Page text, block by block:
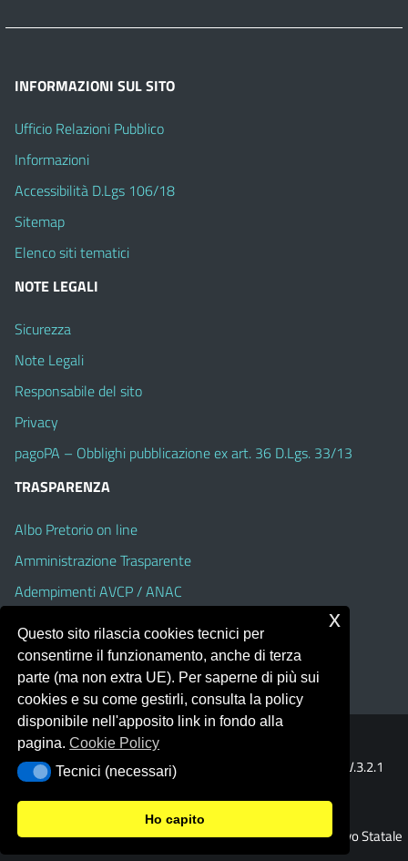
INFORMAZIONI SUL SITO
Ufficio Relazioni Pubblico
Informazioni
Accessibilità D.Lgs 106/18
Sitemap
Elenco siti tematici
NOTE LEGALI
Sicurezza
Note Legali
Responsabile del sito
Privacy
pagoPA – Obblighi pubblicazione ex art. 36 D.Lgs. 33/13
TRASPARENZA
Albo Pretorio on line
Amministrazione Trasparente
Adempimenti AVCP / ANAC
Dichiarazione di accessibilità
Portale realizzato con la piattaforma
Template Italia configurato sul tema accessibile
V.3.2.1
(Alioth)
© 2026 Istituto Comprensivo Statale
Questo sito rilascia cookies tecnici per
consentirne il funzionamento, anche di terza
parte (ma non extra UE). Per saperne di più sui
cookies e su come gestirli, consulta la policy
disponibile nell'apposito link in fondo alla
pagina.Cookie Policy
Tecnici (necessari)
Tecnici (necessari)
Ho capito
x